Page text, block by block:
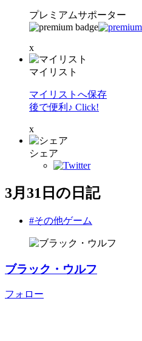
プレミアムサポーター
x
マイリスト
マイリストへ保存
後で便利♪ Click!
x
シェア
3月31日の日記
#その他ゲーム
ブラック・ウルフ
フォロー